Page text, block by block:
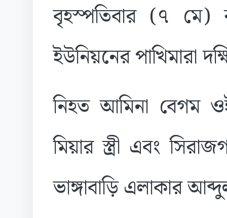
বৃহস্পতিবার (৭ মে)
ইউনিয়নের পাখিমারা
নিহত আমিনা বেগম
মিয়ার স্ত্রী এবং
ভাঙ্গাবাড়ি এলাকার